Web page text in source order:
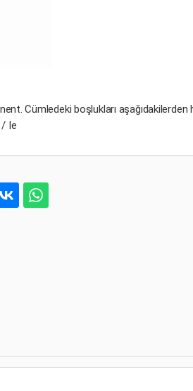
Cümledeki boşlukları aşağıdakilerden
/ Ie